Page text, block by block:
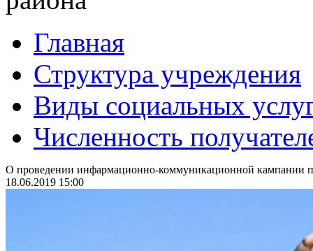
Главная
Структура учреждения
Виды социальных
Численность
О проведении инфармационно-коммуникационной кампании
18.06.2019 15:00